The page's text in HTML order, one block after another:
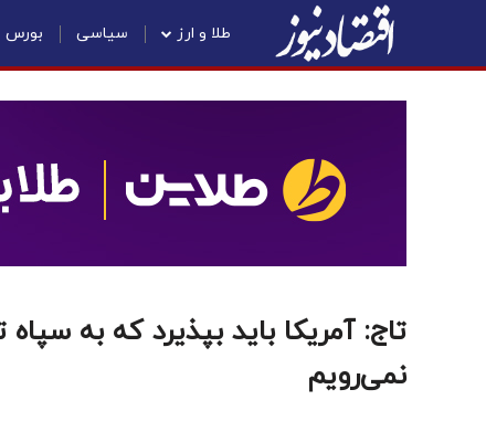
طلا و ارز سیاسی بورس
تاج: آمریکا باید بپذیرد که به
نمی‌رویم